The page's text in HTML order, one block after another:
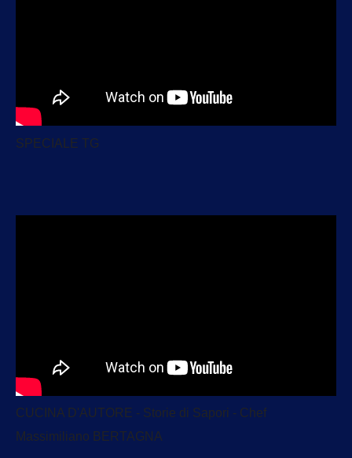
SPECIALE TG
CUCINA D'AUTORE - Storie di Sapori - Chef
Massimiliano BERTAGNA